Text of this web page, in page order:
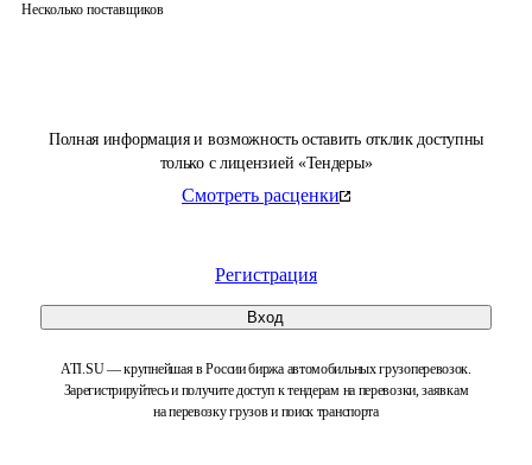
Полная информация и возможность оставить отклик доступны
только с лицензией «Тендеры»
Смотреть расценки
Регистрация
Вход
ATI.SU — крупнейшая в России биржа автомобильных грузоперевозок.
Зарегистрируйтесь и получите доступ к тендерам на перевозки, заявкам
на перевозку грузов и поиск транспорта
Несколько поставщиков